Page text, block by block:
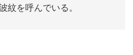
紋を呼んでいる。